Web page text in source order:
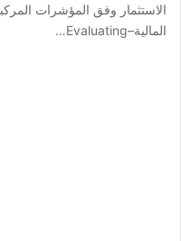
الاستثمار وفق المؤشرات
المالية–Evaluating…